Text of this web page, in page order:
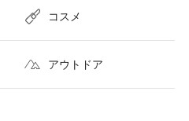
コスメ​
アウトドア